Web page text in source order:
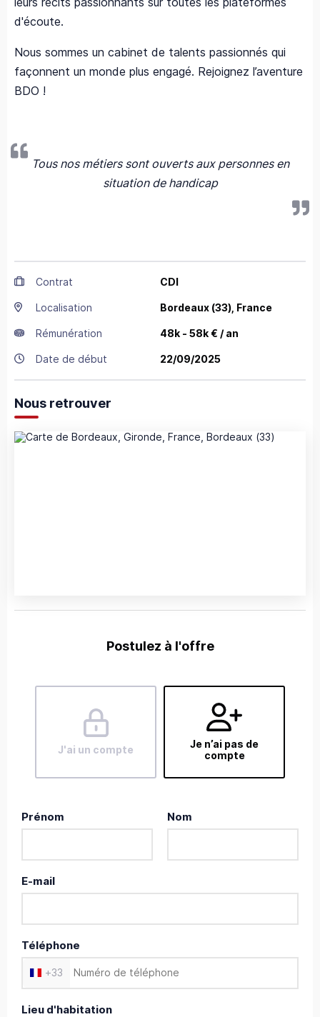
d'écoute.
Nous sommes un cabinet de talents passionnés qui
façonnent un monde plus engagé. Rejoignez l’aventure
BDO !
Tous nos métiers sont ouverts aux personnes en
situation de handicap
Contrat CDI
Localisation Bordeaux (33), France
Rémunération 48k - 58k € / an
Date de début 22/09/2025
Nous retrouver
Postulez à l'offre
J'ai un compte
Je n’ai pas de
compte
Prénom Nom
E-mail
Téléphone
+33
Lieu d'habitation